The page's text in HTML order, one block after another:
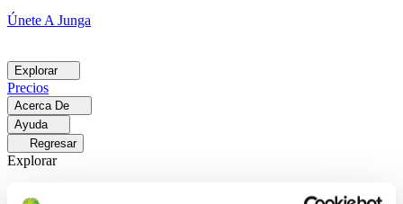
Únete A Junga
Explorar
Precios
Acerca De
Ayuda
Regresar
Explorar
Soluciones